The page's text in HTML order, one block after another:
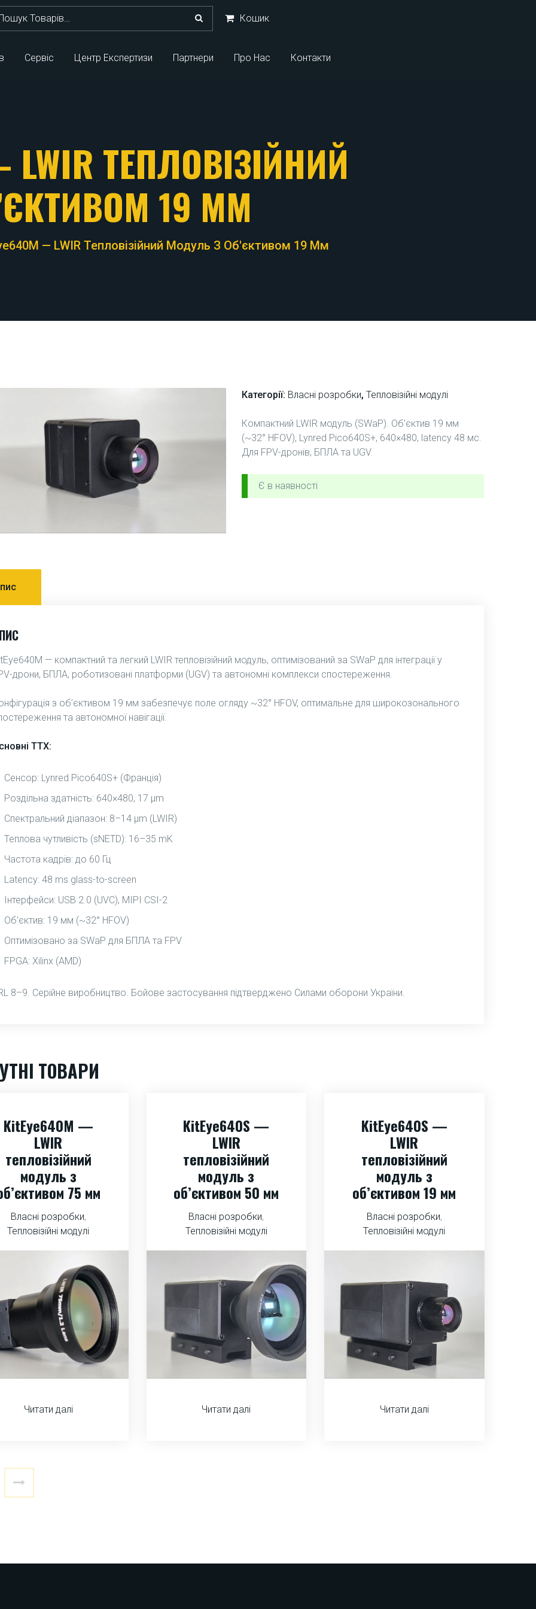
Кошик
Сервіс Центр Експертизи Партнери Про Нас Контакти
LWIR ТЕПЛОВІЗІЙНИЙ
19 ММ
— LWIR Тепловізійний Модуль З Об'єктивом 19 Мм
Категорії: Власні розробки, Тепловізійні модулі
Компактний LWIR модуль (SWaP). Об’єктив 19 мм
(~32° HFOV), Lynred Pico640S+, 640×480, latency 48 мс.
Для FPV-дронів, БПЛА та UGV.
Є в наявності
— компактний та легкий LWIR тепловізійний модуль, оптимізований за SWaP для інтеграції у
дрони, БПЛА, роботизовані платформи (UGV) та автономні комплекси спостереження.
з об’єктивом 19 мм забезпечує поле огляду ~32° HFOV, оптимальне для широкозонального
та автономної навігації.
ТТХ:
Сенсор: Lynred Pico640S+ (Франція)
Роздільна здатність: 640×480, 17 μm
Спектральний діапазон: 8–14 μm (LWIR)
Теплова чутливість (sNETD): 16–35 mK
Частота кадрів: до 60 Гц
Latency: 48 ms glass-to-screen
Інтерфейси: USB 2.0 (UVC), MIPI CSI-2
Об’єктив: 19 мм (~32° HFOV)
Оптимізовано за SWaP для БПЛА та FPV
FPGA: Xilinx (AMD)
8–9. Серійне виробництво. Бойове застосування підтверджено Силами оборони України.
ТОВАРИ
KitEye640M —
LWIR
тепловізійний
модуль з
75 мм
Власні розробки,
Тепловізійні модулі
Читати далі
KitEye640S —
LWIR
тепловізійний
модуль з
об’єктивом 50 мм
Власні розробки,
Тепловізійні модулі
Читати далі
KitEye640S —
LWIR
тепловізійний
модуль з
об’єктивом 19 мм
Власні розробки,
Тепловізійні модулі
Читати далі